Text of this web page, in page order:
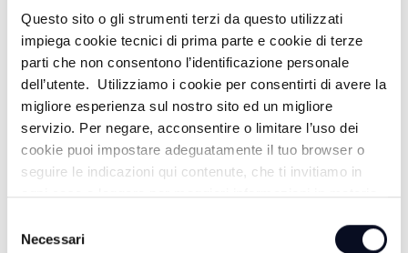
Questo sito o gli strumenti terzi da questo utilizzati
impiega cookie tecnici di prima parte e cookie di terze
parti che non consentono l’identificazione personale
dell’utente. Utilizziamo i cookie per consentirti di avere la
migliore esperienza sul nostro sito ed un migliore
servizio. Per negare, acconsentire o limitare l’uso dei
cookie puoi impostare adeguatamente il tuo browser o
seguire le indicazioni qui contenute, che ti invitiamo in
ogni caso a leggere per maggiori informazioni in materia
delNecessari
IL VANGELO DELLA GIOIA -
05/07/2026
1 MESE FA
IL VANGELO DELLA GIOIA -
28/06/2026
1 MESE FA